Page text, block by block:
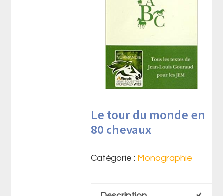
Le tour du monde en
80 chevaux
Catégorie : Monographie